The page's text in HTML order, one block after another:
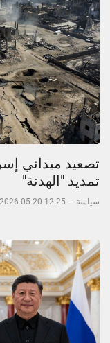
تصعيد ميداني
تمديد "الهدنة"
سياسة -
12:25 20-05-2026